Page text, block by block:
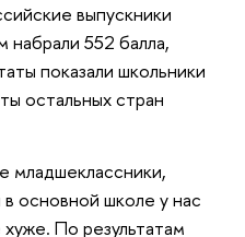
выпускники
набрали 552 балла,
показали школьники
остальных стран
младшеклассники,
основной школе у нас
По результатам